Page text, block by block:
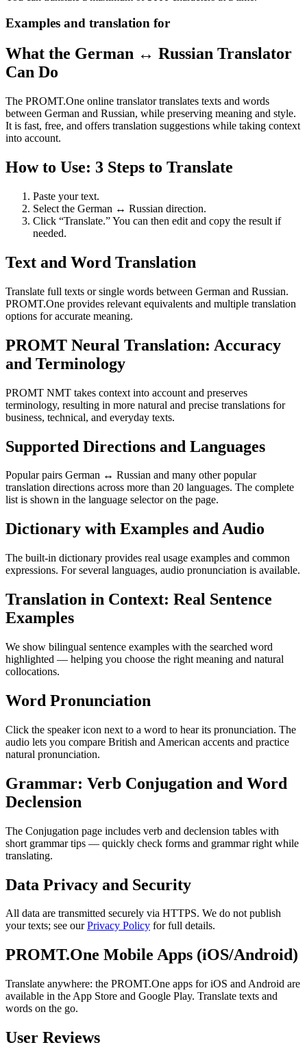
Examples and translation for
What the German ↔ Russian Translator
Can Do
The PROMT.One online translator translates texts and words
between German and Russian, while preserving meaning and style.
It is fast, free, and offers translation suggestions while taking context
into account.
How to Use: 3 Steps to Translate
Paste your text.
Select the German ↔ Russian direction.
Click “Translate.” You can then edit and copy the result if
needed.
Text and Word Translation
Translate full texts or single words between German and Russian.
PROMT.One provides relevant equivalents and multiple translation
options for accurate meaning.
PROMT Neural Translation: Accuracy
and Terminology
PROMT NMT takes context into account and preserves
terminology, resulting in more natural and precise translations for
business, technical, and everyday texts.
Supported Directions and Languages
Popular pairs German ↔ Russian and many other popular
translation directions across more than 20 languages. The complete
list is shown in the language selector on the page.
Dictionary with Examples and Audio
The built-in dictionary provides real usage examples and common
expressions. For several languages, audio pronunciation is available.
Translation in Context: Real Sentence
Examples
We show bilingual sentence examples with the searched word
highlighted — helping you choose the right meaning and natural
collocations.
Word Pronunciation
Click the speaker icon next to a word to hear its pronunciation. The
audio lets you compare British and American accents and practice
natural pronunciation.
Grammar: Verb Conjugation and Word
Declension
The Conjugation page includes verb and declension tables with
short grammar tips — quickly check forms and grammar right while
translating.
Data Privacy and Security
All data are transmitted securely via HTTPS. We do not publish
your texts; see ourPrivacy Policy for full details.
PROMT.One Mobile Apps (iOS/Android)
Translate anywhere: the PROMT.One apps for iOS and Android are
available in the App Store and Google Play. Translate texts and
words on the go.
User Reviews